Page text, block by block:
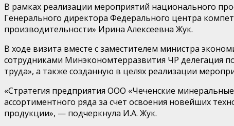
В рамках реализации мероприятий национального
Генерального директора Федерального центра
производительности» Ирина Алексеевна Жук.
В ходе визита вместе с заместителем министра
сотрудниками Минэкономтерразвития ЧР делегация
труда», а также созданную в целях реализации
«Стратегия предприятия ООО «Чеченские
ассортиментного ряда за счет освоения новейших
продукции», — подчеркнула И.А. Жук.